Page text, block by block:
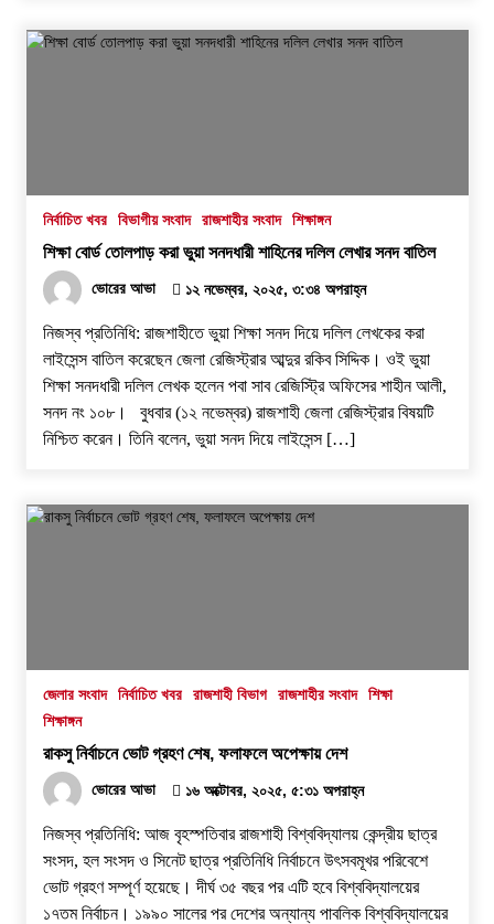
১৭ জুলাই, ২০২৬, ৪:৩৩ অপরাহ্ন
নির্বাচিত খবর বিভাগীয় সংবাদ রাজশাহীর সংবাদ শিক্ষাঙ্গন
শিক্ষা বোর্ড তোলপাড় করা ভুয়া সনদধারী শাহিনের দলিল লেখার সনদ বাতিল
ভোরের আভা ১২ নভেম্বর, ২০২৫, ৩:৩৪ অপরাহ্ন
নিজস্ব প্রতিনিধি: রাজশাহীতে ভুয়া শিক্ষা সনদ দিয়ে দলিল লেখকের করা
লাইসেন্স বাতিল করেছেন জেলা রেজিস্ট্রার আব্দুর রকিব সিদ্দিক। ওই ভুয়া
শিক্ষা সনদধারী দলিল লেখক হলেন পবা সাব রেজিস্ট্রি অফিসের শাহীন আলী,
সনদ নং ১০৮। বুধবার (১২ নভেম্বর) রাজশাহী জেলা রেজিস্ট্রার বিষয়টি
নিশ্চিত করেন। তিনি বলেন, ভুয়া সনদ দিয়ে লাইসেন্স […]
জেলার সংবাদ নির্বাচিত খবর রাজশাহী বিভাগ রাজশাহীর সংবাদ
শিক্ষা
শিক্ষাঙ্গন
রাকসু নির্বাচনে ভোট গ্রহণ শেষ, ফলাফলে অপেক্ষায় দেশ
ভোরের আভা ১৬ অক্টোবর, ২০২৫, ৫:৩১ অপরাহ্ন
নিজস্ব প্রতিনিধি: আজ বৃহস্পতিবার রাজশাহী বিশ্ববিদ্যালয় কেন্দ্রীয় ছাত্র
সংসদ, হল সংসদ ও সিনেট ছাত্র প্রতিনিধি নির্বাচনে উৎসবমূখর পরিবেশে
ভোট গ্রহণ সম্পূর্ণ হয়েছে। দীর্ঘ ৩৫ বছর পর এটি হবে বিশ্ববিদ্যালয়ের
১৭তম নির্বাচন। ১৯৯০ সালের পর দেশের অন্যান্য পাবলিক বিশ্ববিদ্যালয়ের